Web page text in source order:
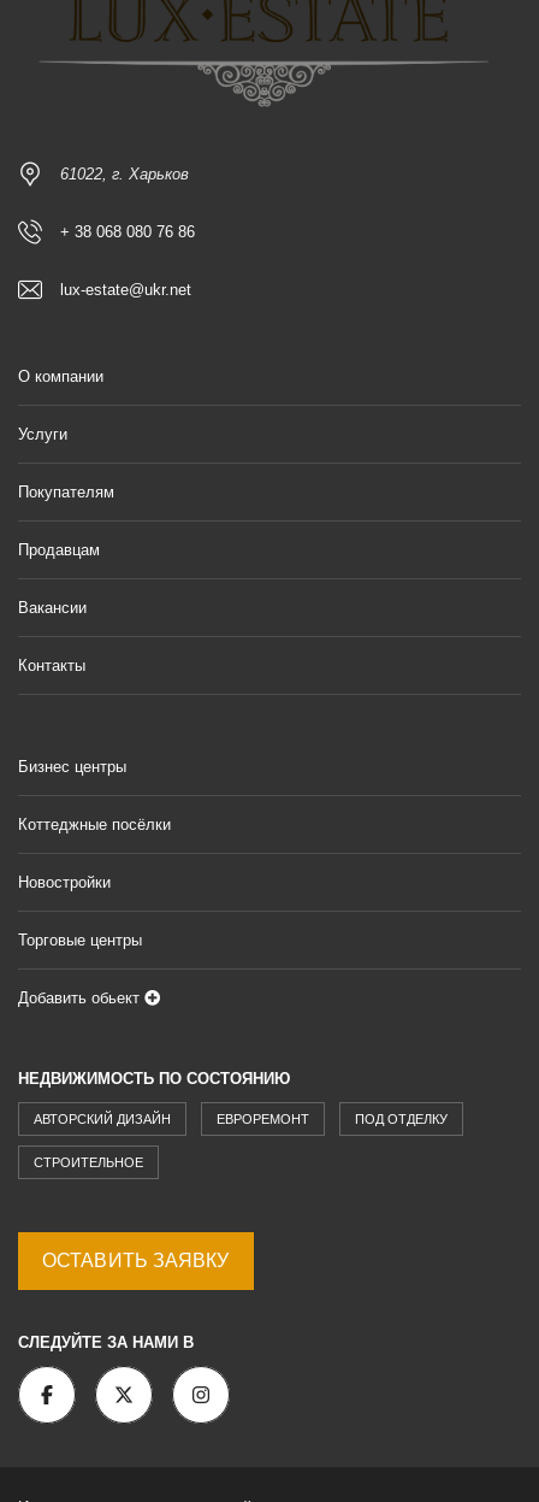
61022, г. Харьков
+ 38 068 080 76 86
lux-estate@ukr.net
О компании
Услуги
Покупателям
Продавцам
Вакансии
Контакты
Бизнес центры
Коттеджные посёлки
Новостройки
Торговые центры
Добавить обьект
НЕДВИЖИМОСТЬ ПО СОСТОЯНИЮ
АВТОРСКИЙ ДИЗАЙН ЕВРОРЕМОНТ ПОД ОТДЕЛКУ
СТРОИТЕЛЬНОЕ
ОСТАВИТЬ ЗАЯВКУ
СЛЕДУЙТЕ ЗА НАМИ В